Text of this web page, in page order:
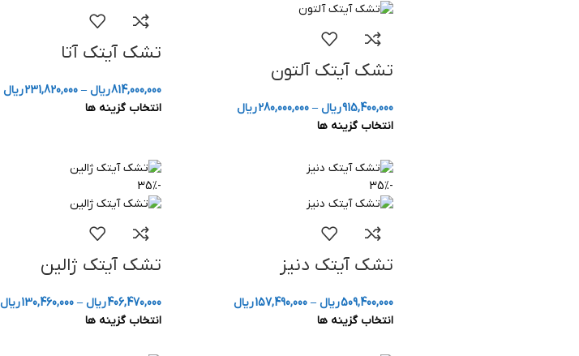
تشک آیتک آلتون
915,400,000ریال –
280,000,000ریال
انتخاب گزینه ها
تشک آیتک آتا
814,000,000ریال –
231,820,000ریال
انتخاب گزینه ها
-35%
تشک آیتک دنیز
509,400,000ریال –
157,490,000ریال
انتخاب گزینه ها
-35%
تشک آیتک ژالین
406,470,000ریال –
130,460,000ریال
انتخاب گزینه ها